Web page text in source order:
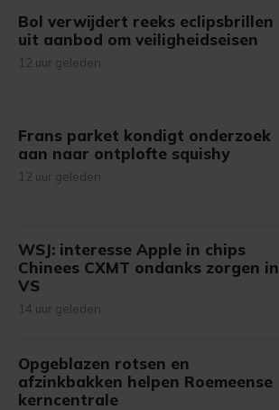
Bol verwijdert reeks eclipsbrillen
uit aanbod om veiligheidseisen
12 uur geleden
Frans parket kondigt onderzoek
aan naar ontplofte squishy
12 uur geleden
WSJ: interesse Apple in chips
Chinees CXMT ondanks zorgen in
VS
14 uur geleden
Opgeblazen rotsen en
afzinkbakken helpen Roemeense
kerncentrale